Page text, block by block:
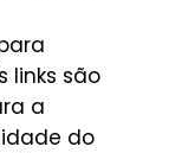
links são
a
do